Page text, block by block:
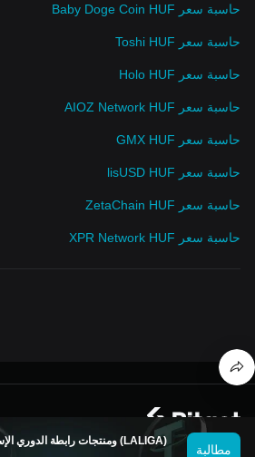
حاسبة سعر Baby Doge Coin HUF
حاسبة سعر Toshi HUF
حاسبة سعر Holo HUF
حاسبة سعر AIOZ Network HUF
حاسبة سعر GMX HUF
حاسبة سعر lisUSD HUF
حاسبة سعر ZetaChain HUF
حاسبة سعر XPR Network HUF
مطالبة